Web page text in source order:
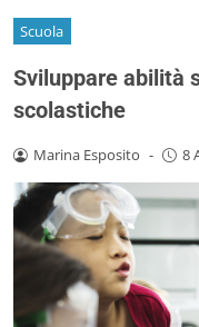
Scuola
Sviluppare abilità
scolastiche
Marina Esposito - 8